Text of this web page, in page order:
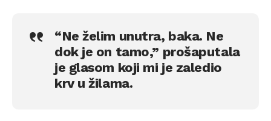
“Ne želim unutra, baka. Ne
dok je on tamo,” prošaputala
je glasom koji mi je zaledio
krv u žilama.